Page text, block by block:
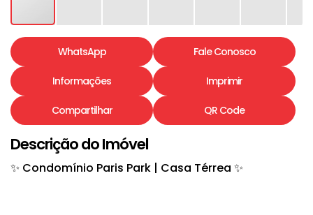
WhatsApp Fale Conosco
Informações Imprimir
Compartilhar QR Code
Descrição do Imóvel
✨ Condomínio Paris Park | Casa Térrea ✨